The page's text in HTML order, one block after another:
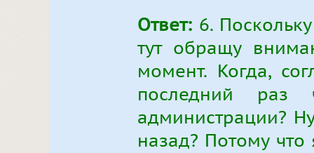
Ответ: 6.
тут обращу
момент. Когда,
последний
администрации?
назад? Потому